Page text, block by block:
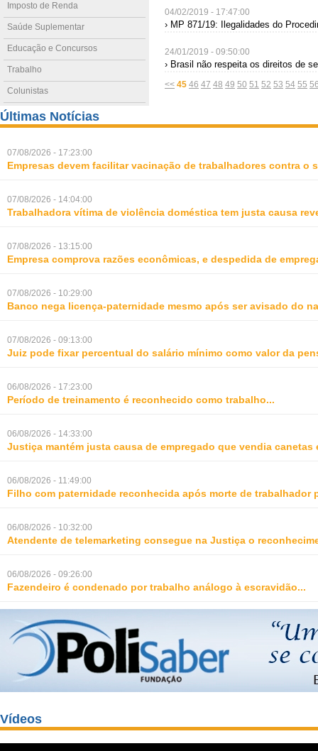
Imposto de Renda
Saúde Suplementar
Educação e Concursos
Trabalho
Colunistas
04/02/2019 - 17:47:00
› MP 871/19: Ilegalidades do
24/01/2019 - 09:50:00
› Brasil não respeita os direitos de
<< 45 46 47 48 49 50 51 52 53 54 55
Últimas Notícias
07/08/2026 - 17:23:00
Empresas devem facilitar vacinação de trabalhadores contra o
07/08/2026 - 14:04:00
Trabalhadora vítima de violência doméstica tem justa causa
07/08/2026 - 13:15:00
Empresa comprova razões econômicas, e despedida de
07/08/2026 - 10:29:00
Banco nega licença-paternidade mesmo após ser avisado do
07/08/2026 - 09:13:00
Juiz pode fixar percentual do salário mínimo como valor da
06/08/2026 - 17:23:00
Período de treinamento é reconhecido como trabalho...
06/08/2026 - 14:33:00
Justiça mantém justa causa de empregado que vendia canetas
06/08/2026 - 11:49:00
Filho com paternidade reconhecida após morte de trabalhador
06/08/2026 - 10:32:00
Atendente de telemarketing consegue na Justiça o
06/08/2026 - 09:26:00
Fazendeiro é condenado por trabalho análogo à escravidão...
Vídeos